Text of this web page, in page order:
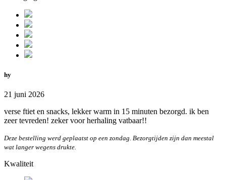
hy
21 juni 2026
verse ftiet en snacks, lekker warm in 15 minuten bezorgd. ik ben
zeer tevreden! zeker voor herhaling vatbaar!!
Deze bestelling werd geplaatst op een zondag. Bezorgtijden zijn dan meestal
wat langer wegens drukte.
Kwaliteit